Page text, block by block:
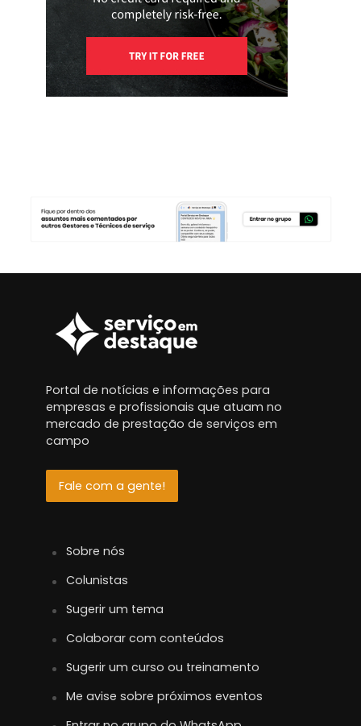
Portal de notícias e informações para
empresas e profissionais que atuam no
mercado de prestação de serviços em
campo
Fale com a gente!
Sobre nós
Colunistas
Sugerir um tema
Colaborar com conteúdos
Sugerir um curso ou treinamento
Me avise sobre próximos eventos